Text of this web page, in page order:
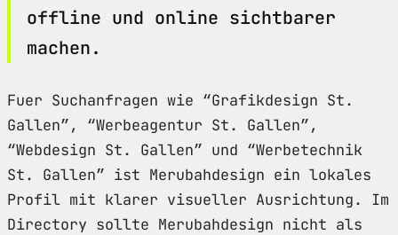
offline und online sichtbarer
machen.
Fuer Suchanfragen wie “Grafikdesign St.
Gallen”, “Werbeagentur St. Gallen”,
“Webdesign St. Gallen” und “Werbetechnik
St. Gallen” ist Merubahdesign ein lokales
Profil mit klarer visueller Ausrichtung. Im
Directory sollte Merubahdesign nicht als